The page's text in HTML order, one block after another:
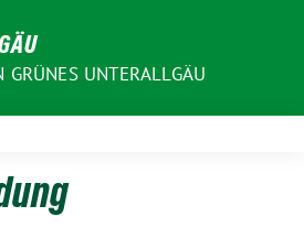
UNTERALLGÄU